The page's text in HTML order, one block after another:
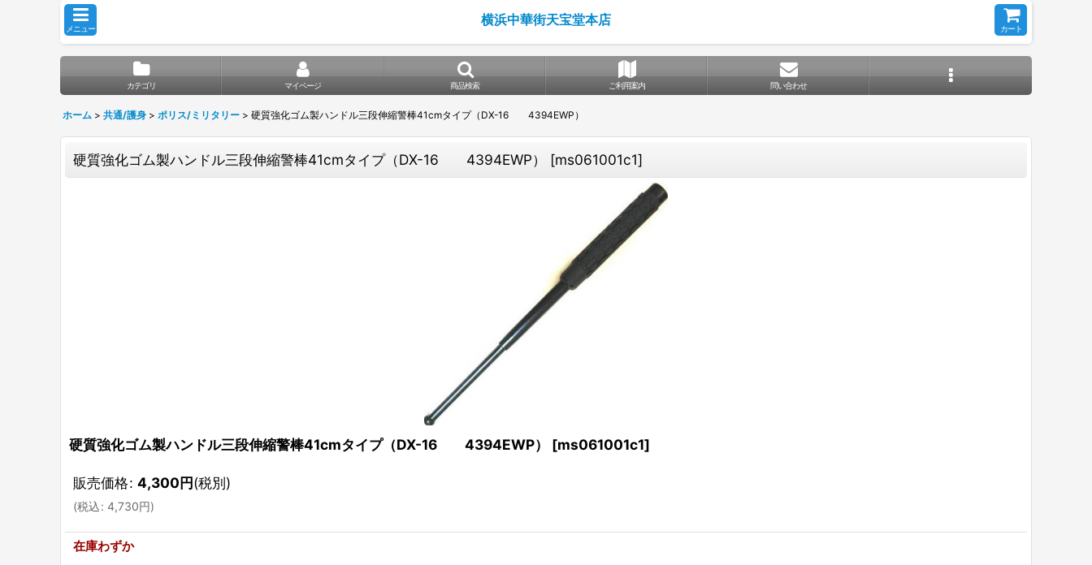
メニュー
横浜中華街天宝堂本店
カート
カテゴリ マイページ 商品検索 ご利用案内 問い合わせ
ホーム > 共通/護身 > ポリス/ミリタリー > 硬質強化ゴム製ハンドル三段伸縮警棒41cmタイプ（DX-16 4394EWP）
硬質強化ゴム製ハンドル三段伸縮警棒41cmタイプ（DX-16 4394EWP） [ms061001c1]
硬質強化ゴム製ハンドル三段伸縮警棒41cmタイプ（DX-16 4394EWP） [ms061001c1]
販売価格: 4,300円(税別)
(税込: 4,730円)
在庫わずか